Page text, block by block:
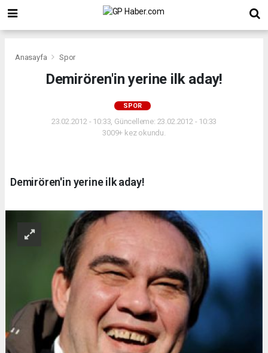
Anasayfa Spor
Demirören'in yerine ilk aday!
SPOR
23.02.2012 - 10:33, Güncelleme: 23.02.2012 - 10:33
3009+ kez okundu.
Demirören'in yerine ilk aday!